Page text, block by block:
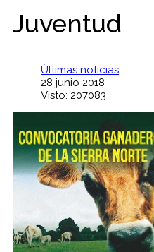
Juventud
Últimas noticias
28 junio 2018
Visto: 207083